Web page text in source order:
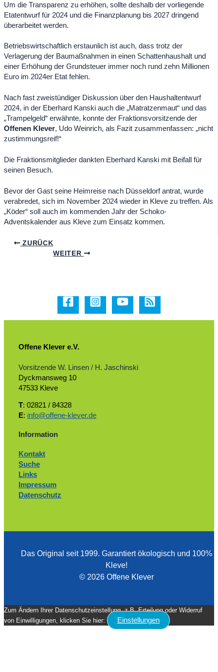
Um die Transparenz zu erhöhen, sollte deshalb der vorliegende
Etatentwurf für 2024 und die Finanzplanung bis 2027 dringend
überarbeitet werden.
Betriebswirtschaftlich erstaunlich ist auch, dass trotz der
Verlagerung der Baumaßnahmen in einen Schattenhaushalt und
einer Erhöhung der Grundsteuer immer noch rund zehn Millionen
Euro im 2024er Etat fehlen.
Nach fast zweistündiger Diskussion über den Haushaltentwurf
2024, in der Eberhard Kanski auch die „Matratzenmaut“ und das
„Trampelgeld“ erwähnte, konnte der Fraktionsvorsitzende der
Offenen Klever, Udo Weinrich, als Fazit zusammenfassen: „nicht
zustimmungsreif!“
Die Fraktionsmitglieder dankten Eberhard Kanski mit Beifall für
seinen Besuch.
Bevor der Gast seine Heimreise nach Düsseldorf antrat, wurde
verabredet, sich im November 2024 wieder in Kleve zu treffen. Als
„Köder“ soll auch im kommenden Jahr der Schoko-
Adventskalender aus Kleve zum Einsatz kommen.
ZURÜCK
WEITER
Offene Klever e.V.
Vorsitzende W. Linsen / H. Jaschinski
Dyckmansweg 10
47533 Kleve
T: 02821 / 84328
E: info@offene-klever.de
Information
Kontakt
Suche
Links
Impressum
Datenschutz
Das Original seit 1999. ­Garantiert ökologisch und 100%
Kleve!
© 2026 Offene Klever
Zum Ändern Ihrer Datenschutzeinstellung, z.B. Erteilung oder Widerruf
von Einwilligungen, klicken Sie hier:
Einstellungen